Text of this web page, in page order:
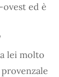
ed è
lei molto